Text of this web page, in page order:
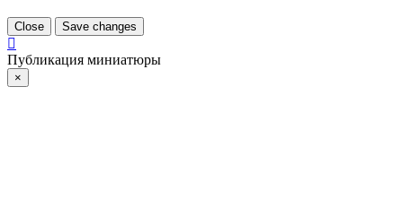
Close Save changes
Публикация миниатюры
×